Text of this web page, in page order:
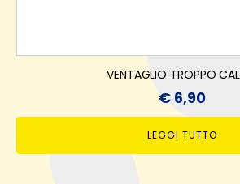
VENTAGLIO TROPPO
€ 6,90
LEGGI TUTTO